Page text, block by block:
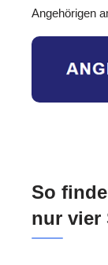
Angehörigen
So
nur vier